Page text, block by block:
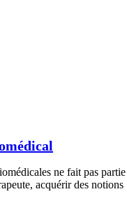
ne fait pas partie
acquérir des notions